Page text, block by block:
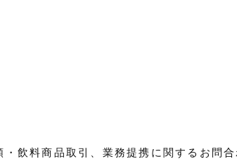
飲料商品取引、業務提携に関するお問